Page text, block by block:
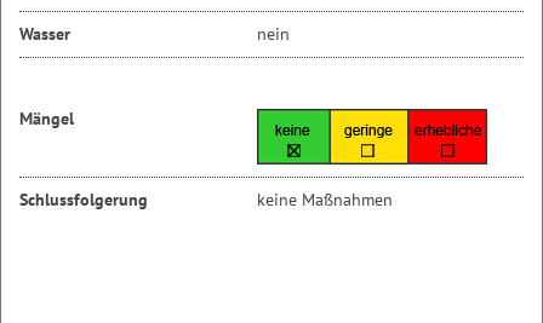
Wasser nein
Mängel
Schlussfolgerung keine Maßnahmen